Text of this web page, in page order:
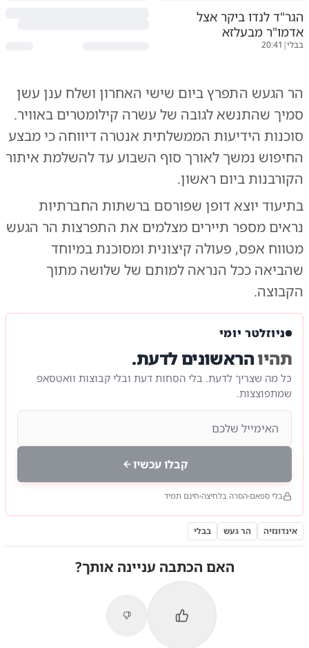
הגר"ד לנדו ביקר אצל
אדמו"ר מבעלזא
בבלי|
20:41
​הר הגעש התפרץ ביום שישי האחרון ושלח ענן עשן
סמיך שהתנשא לגובה של עשרה קילומטרים באוויר.
סוכנות הידיעות הממשלתית אנטרה דיווחה כי מבצע
החיפוש נמשך לאורך סוף השבוע עד להשלמת איתור
הקורבנות ביום ראשון.
בתיעוד יוצא דופן שפורסם ברשתות החברתיות
נראים מספר תיירים מצלמים את התפרצות הר הגעש
מטווח אפס, פעולה קיצונית ומסוכנת במיוחד
שהביאה ככל הנראה למותם של שלושה מתוך
הקבוצה.
ניוזלטר יומי
תהיוהראשונים לדעת.
כל מה שצריך לדעת. בלי הסחות דעת ובלי קבוצות וואטסאפ
שמתפוצצות.
קבלו עכשיו
בלי ספאם הסרה בלחיצה חינם תמיד
אינדונזיה הר געש בבלי
האם הכתבה עניינה אותך?